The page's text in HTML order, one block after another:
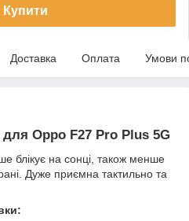
Купити
Доставка Оплата Умови
для Oppo F27 Pro Plus 5G
блікує на сонці, також менше
Дуже приємна тактильно та